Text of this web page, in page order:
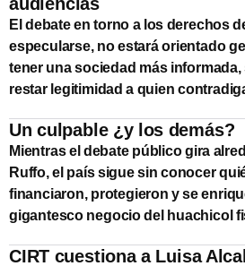
El debate en torno a los derechos
especularse, no estará orientado
tener una sociedad más
restar legitimidad a quien
Un culpable ¿y los demás?
Mientras el debate público gira
Ruffo, el país sigue sin conocer
financiaron, protegieron y se
gigantesco negocio del huachicol
CIRT cuestiona a Luisa